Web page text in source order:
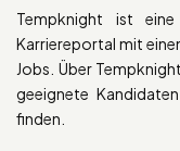
Tempknight ist
Karriereportal mit
Jobs. Über
geeignete
finden.